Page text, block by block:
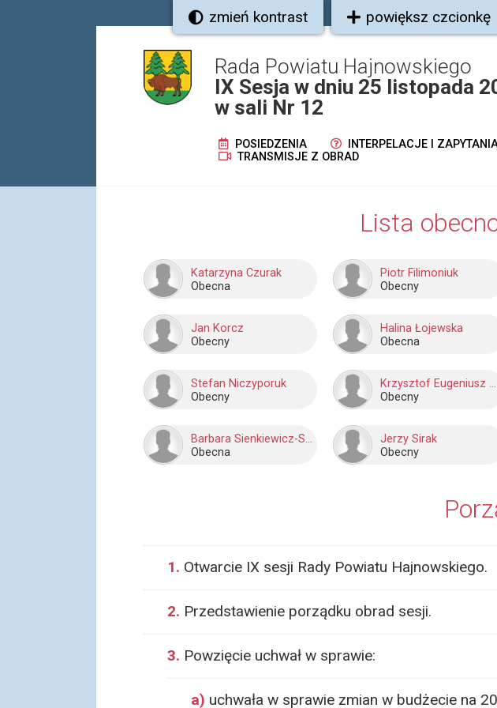
zmień kontrast powiększ czcionkę
Rada Powiatu Hajnowskiego
IX Sesja w dniu 25 listopada
w sali Nr 12
POSIEDZENIA INTERPELACJE I
TRANSMISJE Z OBRAD
Lista
Katarzyna Czurak
Obecna
Piotr Filimoniuk
Obecny
Jan Korcz
Obecny
Halina Łojewska
Obecna
Stefan Niczyporuk
Obecny
Krzysztof Eugeniusz Petruk
Obecny
Barbara Sienkiewicz-Surel
Obecna
Jerzy Sirak
Obecny
1. Otwarcie IX sesji Rady Powiatu Hajnowskiego.
2. Przedstawienie porządku obrad sesji.
3. Powzięcie uchwał w sprawie:
a) uchwała w sprawie zmian w budżecie na